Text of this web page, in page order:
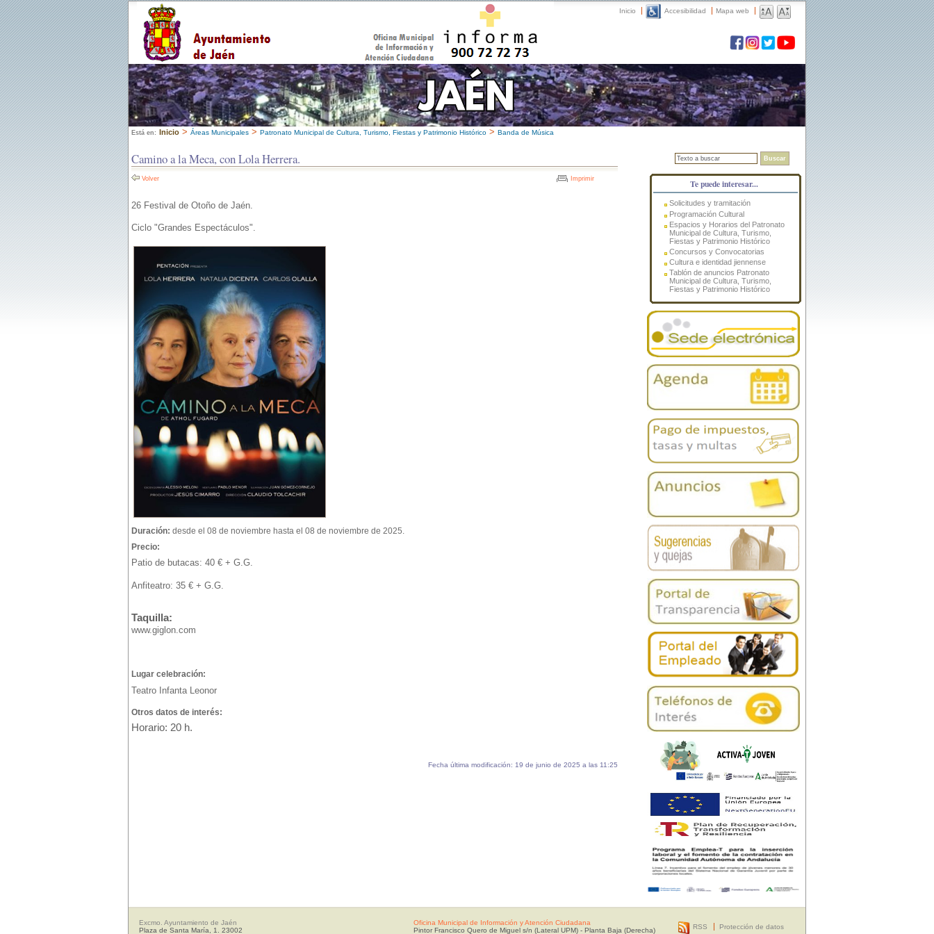
Inicio Accesibilidad Mapa web
Está en: Inicio > Áreas Municipales > Patronato Municipal de Cultura, Turismo, Fiestas y Patrimonio Histórico > Banda de Música
Camino a la Meca, con Lola Herrera.
Volver Imprimir
26 Festival de Otoño de Jaén.
Ciclo "Grandes Espectáculos".
Duración: desde el 08 de noviembre hasta el 08 de noviembre de 2025.
Precio:
Patio de butacas: 40 € + G.G.
Anfiteatro: 35 € + G.G.
Taquilla:
www.giglon.com
Lugar celebración:
Teatro Infanta Leonor
Otros datos de interés:
Horario: 20 h.
Fecha última modificación: 19 de junio de 2025 a las 11:25
Buscar
Te puede interesar...
Solicitudes y tramitación
Programación Cultural
Espacios y Horarios del Patronato
Municipal de Cultura, Turismo,
Fiestas y Patrimonio Histórico
Concursos y Convocatorias
Cultura e identidad jiennense
Tablón de anuncios Patronato
Municipal de Cultura, Turismo,
Fiestas y Patrimonio Histórico
Excmo. Ayuntamiento de Jaén
Plaza de Santa María, 1. 23002
Oficina Municipal de Información y Atención Ciudadana
Pintor Francisco Quero de Miguel s/n (Lateral UPM) - Planta Baja (Derecha)
RSS Protección de datos